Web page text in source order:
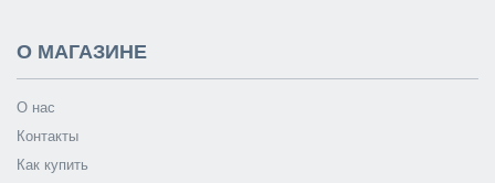
О МАГАЗИНЕ
О нас
Контакты
Как купить